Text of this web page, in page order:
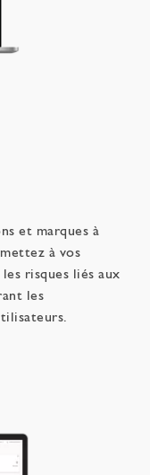
et marques à
à vos
risques liés aux
les